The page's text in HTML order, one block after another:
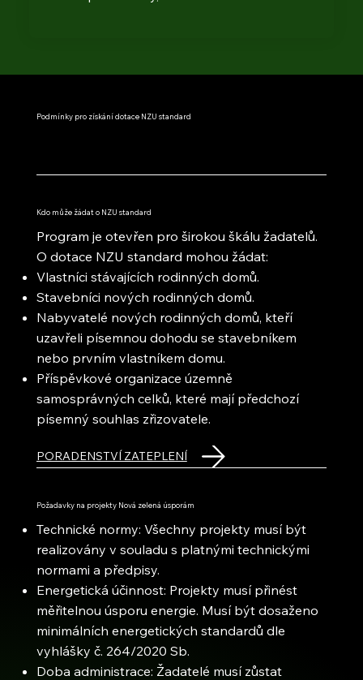
Podmínky pro získání dotace NZU standard
Kdo může žádat o NZU standard
Program je otevřen pro širokou škálu žadatelů.
O dotace NZU standard mohou žádat:​
Vlastníci stávajících rodinných domů.
Stavebníci nových rodinných domů.
Nabyvatelé nových rodinných domů, kteří
uzavřeli písemnou dohodu se stavebníkem
nebo prvním vlastníkem domu.
Příspěvkové organizace územně
samosprávných celků, které mají předchozí
písemný souhlas zřizovatele.
PORADENSTVÍ ZATEPLENÍ
Požadavky na projekty Nová zelená úsporám
Technické normy: Všechny projekty musí být
realizovány v souladu s platnými technickými
normami a předpisy.
Energetická účinnost: Projekty musí přinést
měřitelnou úsporu energie. Musí být dosaženo
minimálních energetických standardů dle
vyhlášky č. 264/2020 Sb.
Doba administrace: Žadatelé musí zůstat